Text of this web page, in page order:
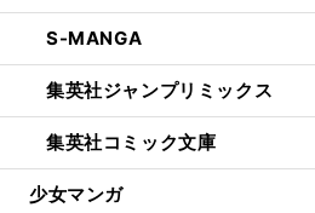
S-MANGA
集英社ジャンプリミックス
集英社コミック文庫
少女マンガ